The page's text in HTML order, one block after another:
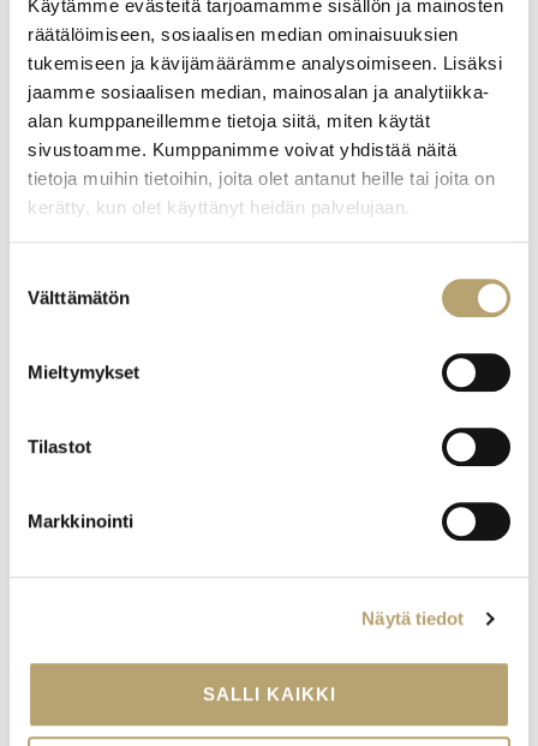
Käytämme evästeitä tarjoamamme sisällön ja mainosten
räätälöimiseen, sosiaalisen median ominaisuuksien
tukemiseen ja kävijämäärämme analysoimiseen. Lisäksi
jaamme sosiaalisen median, mainosalan ja analytiikka-
alan kumppaneillemme tietoja siitä, miten käytät
sivustoamme. Kumppanimme voivat yhdistää näitä
tietoja muihin tietoihin, joita olet antanut heille tai joita on
kerätty, kun olet käyttänyt heidän palvelujaan.
valinta
Välttämätön
Mieltymykset
Tilastot
Markkinointi
Näytä tiedot
SALLI KAIKKI
Alajääski Jasu
Heikari Aatu
Hänninen Timo
Murto Niko
Nätkinniemi Aapo
Suikkanen Niilo
Suominen Toivo
Asiakaspalvelun osaamisala, Tarjoilija
Huuskonen Iina
Sosiaali- ja terveysalan perustutkinto, Ikääntyneiden
hoidon ja kuntoutumisen osaamisala, Lähihoitaja